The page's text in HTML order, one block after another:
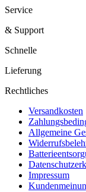
Service
& Support
Schnelle
Lieferung
Rechtliches
Versandkosten
Allgemeine
Impressum